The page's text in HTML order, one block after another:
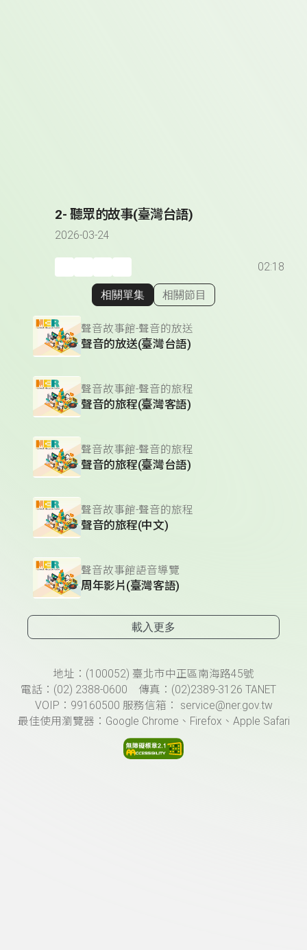
2- 聽眾的故事(臺灣台語)
2026-03-24
02:18
顯示相關單集
相關單集 相關節目
聲音故事館-聲音的放送
聲音的放送(臺灣台語)
聲音故事館-聲音的旅程
聲音的旅程(臺灣客語)
聲音故事館-聲音的旅程
聲音的旅程(臺灣台語)
聲音故事館-聲音的旅程
聲音的旅程(中文)
聲音故事館語音導覽
周年影片(臺灣客語)
載入更多
頁尾資訊地址：(100052) 臺北市中正區南海路45號
電話：(02) 2388-0600 傳真：(02)2389-3126 TANET
VOIP：99160500 服務信箱： service@ner.gov.tw
最佳使用瀏覽器：Google Chrome、Firefox、Apple Safari